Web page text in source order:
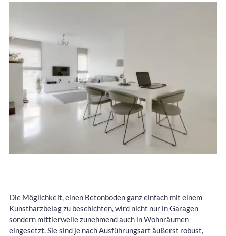
Die Möglichkeit, einen Betonboden ganz einfach mit einem
Kunstharzbelag zu beschichten, wird nicht nur in Garagen
sondern mittlerweile zunehmend auch in Wohnräumen
eingesetzt. Sie sind je nach Ausführungsart äußerst robust,